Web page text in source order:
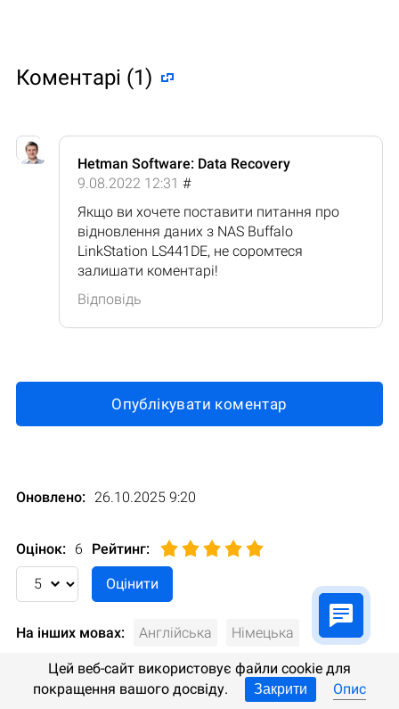
Коментарі (1)
Hetman Software: Data Recovery
9.08.2022 12:31 #
Якщо ви хочете поставити питання про
відновлення даних з NAS Buffalo
LinkStation LS441DE, не соромтеся
залишати коментарі!
Відповідь
Опублікувати коментар
Оновлено: 26.10.2025 9:20
Оцінок: 6 Рейтинг:
На інших мовах: Англійська Німецька
Іспанська Польський Російська Турецька
Італійська
Цей веб-сайт використовує файли cookie для
покращення вашого досвіду.
Закрити Опис